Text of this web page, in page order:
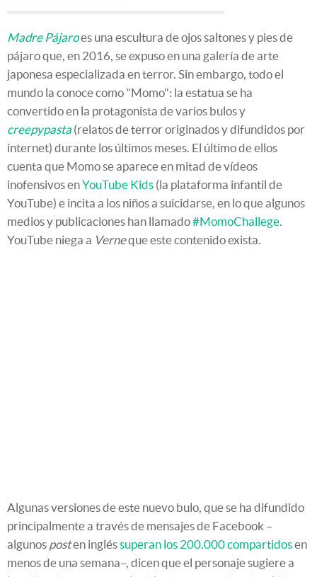
Madre Pájaroes una escultura de ojos saltones y pies de
pájaro que, en 2016, se expuso en una galería de arte
japonesa especializada en terror. Sin embargo, todo el
mundo la conoce como "Momo": la estatua se ha
convertido en la protagonista de varios bulos y
creepypasta (relatos de terror originados y difundidos por
internet) durante los últimos meses. El último de ellos
cuenta que Momo se aparece en mitad de vídeos
inofensivos enYouTube Kids (la plataforma infantil de
YouTube) e incita a los niños a suicidarse, en lo que algunos
medios y publicaciones han llamado#MomoChallege
YouTube niega a Verneque este contenido exista.
Algunas versiones de este nuevo bulo, que se ha difundido
principalmente a través de mensajes de Facebook –
algunos posten ingléssuperan los 200.000 compartidosen
menos de una semana–, dicen que el personaje sugiere a